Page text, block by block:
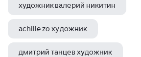
художник валерий никитин
achille zo художник
дмитрий танцев художник